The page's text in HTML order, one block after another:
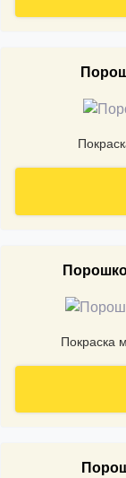
Покраска